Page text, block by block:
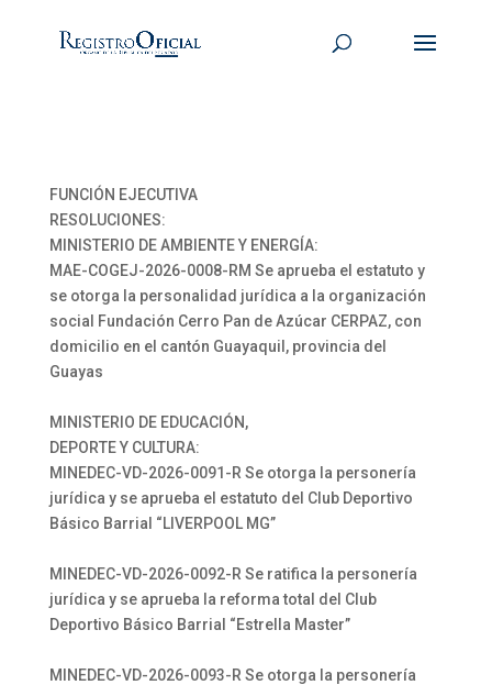
FUNCIÓN EJECUTIVA
RESOLUCIONES:
MINISTERIO DE AMBIENTE Y ENERGÍA:
MAE-COGEJ-2026-0008-RM Se aprueba el estatuto y
se otorga la personalidad jurídica a la organización
social Fundación Cerro Pan de Azúcar CERPAZ, con
domicilio en el cantón Guayaquil, provincia del
Guayas
MINISTERIO DE EDUCACIÓN,
DEPORTE Y CULTURA:
MINEDEC-VD-2026-0091-R Se otorga la personería
jurídica y se aprueba el estatuto del Club Deportivo
Básico Barrial “LIVERPOOL MG”
MINEDEC-VD-2026-0092-R Se ratifica la personería
jurídica y se aprueba la reforma total del Club
Deportivo Básico Barrial “Estrella Master”
MINEDEC-VD-2026-0093-R Se otorga la personería